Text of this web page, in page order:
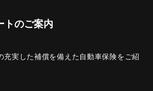
トのご案内
充実した補償を備えた自動車保険をご紹